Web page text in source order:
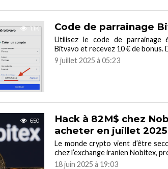
1.1K Code de parrainage
Utilisez le code de parrainage
Bitvavo et recevez 10 € de bonus.
9 juillet 2025 à 05:23
650
Hack à 82M$ chez
acheter en juillet 2025
Le monde crypto vient d’être
chez l’exchange iranien Nobitex,
18 juin 2025 à 19:03